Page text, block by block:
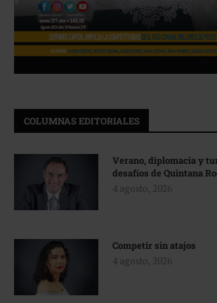
COLUMNAS EDITORIALES
Verano, diplomacia y
desafíos de Quintana
4 agosto, 2026
Competir sin atajos
4 agosto, 2026